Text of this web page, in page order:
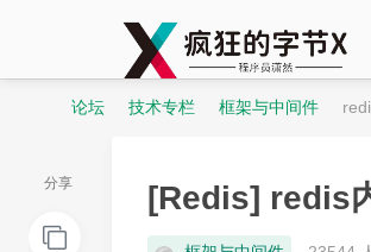
论坛 技术专栏
›
框架与中间件
›
分享 [Redis] redis